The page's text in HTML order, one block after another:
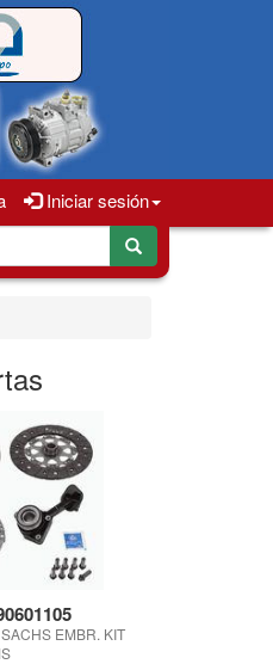
Iniciar sesión
EMBR. KIT